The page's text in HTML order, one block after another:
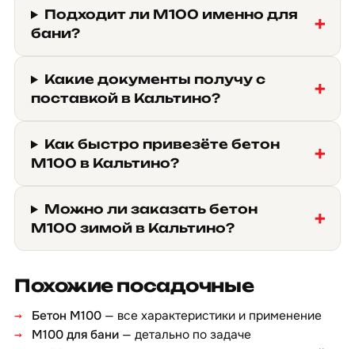
Подходит ли М100 именно для
бани?
Какие документы получу с
поставкой в Кальтино?
Как быстро привезёте бетон
М100 в Кальтино?
Можно ли заказать бетон
М100 зимой в Кальтино?
Похожие посадочные
Бетон М100 — все характеристики и применение
М100 для бани — детально по задаче